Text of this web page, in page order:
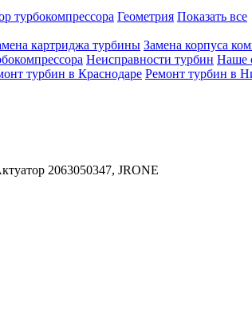
турбокомпрессора Геометрия Показать все
картриджа турбины Замена корпуса
Неисправности турбин Наше
турбин в Краснодаре Ремонт турбин в
2063050347, JRONE